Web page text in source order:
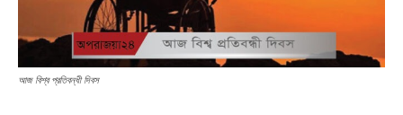
আজ বিশ্ব প্রতিবন্ধী দিবস